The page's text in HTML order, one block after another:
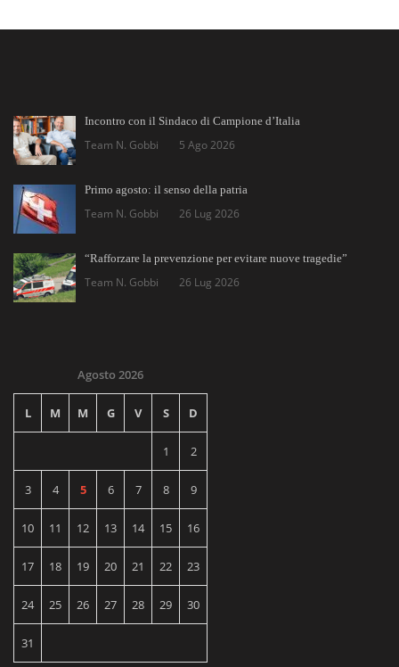
Incontro con il Sindaco di Campione d’Italia
Team N. Gobbi 5 Ago 2026
Primo agosto: il senso della patria
Team N. Gobbi 26 Lug 2026
“Rafforzare la prevenzione per evitare nuove tragedie”
Team N. Gobbi 26 Lug 2026
Agosto 2026
L M M G V S D
1 2
3 4 5 6 7 8 9
10 11 12 13 14 15 16
17 18 19 20 21 22 23
24 25 26 27 28 29 30
31